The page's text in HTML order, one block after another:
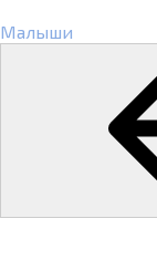
Малыши